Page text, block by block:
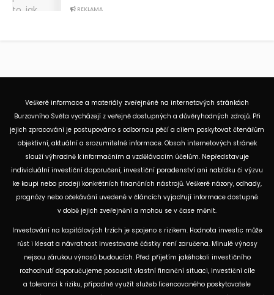
REKLAMA
Veškeré informace a materiály zveřejněné na internetových stránkách
Burzovního Světa vycházejí z veřejně dostupných a důvěryhodných zdrojů. Při
jejich zpracování je postupováno s odbornou péčí a cílem poskytovat čtenářům
objektivní, aktuální a srozumitelné informace. Obsah internetových stránek
slouží výhradně k informačním a vzdělávacím účelům. Nepředstavuje
individuální investiční doporučení, investiční poradenství ani nabídku či výzvu
ke koupi nebo prodeji konkrétních finančních nástrojů. Veškeré názory, odhady,
prognózy nebo očekávání uvedené v článcích vyjadřují informace dostupné
v době jejich zveřejnění a mohou se v čase měnit.
Investování na kapitálových trzích je spojeno s rizikem. Hodnota investic může
růst i klesat a návratnost investované částky není zaručena. Minulé výnosy
nejsou zárukou výnosů budoucích. Před přijetím jakéhokoli investičního
rozhodnutí doporučujeme posoudit vlastní finanční situaci, investiční cíle
a toleranci k riziku, případně využít služeb licencovaného poskytovatele